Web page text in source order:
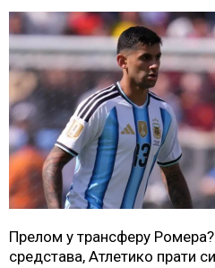
Прелом у трансферу
средстава, Атлетико прати